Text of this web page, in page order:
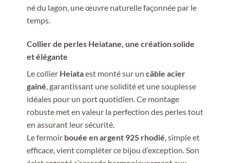
né du lagon, une œuvre naturelle façonnée par le
temps.
Collier de perles Heiatane, une création solide
et élégante
Le collier Heiataest monté sur un câble acier
gainé , garantissant une solidité et une souplesse
idéales pour un port quotidien. Ce montage
robuste met en valeur la perfection des perles tout
en assurant leur sécurité.
Le fermoir bouée en argent 925 rhodié , simple et
efficace, vient compléter ce bijou d’exception. Son